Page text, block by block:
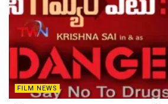
FILM NEWS